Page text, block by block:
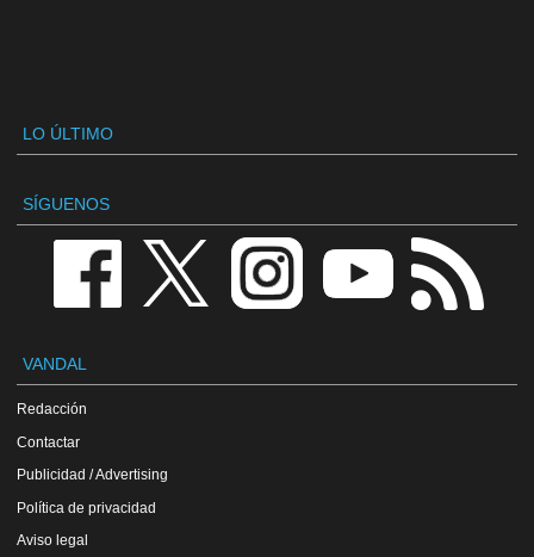
LO ÚLTIMO
SÍGUENOS
VANDAL
Redacción
Contactar
Publicidad / Advertising
Política de privacidad
Aviso legal